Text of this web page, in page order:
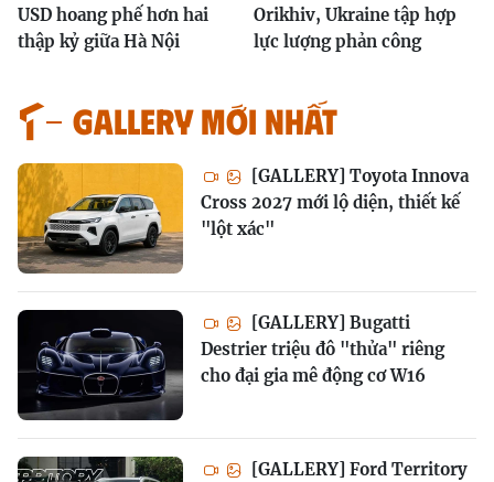
USD hoang phế hơn hai
thập kỷ giữa Hà Nội
Orikhiv, Ukraine tập hợp
lực lượng phản công
GALLERY MỚI NHẤT
[GALLERY] Toyota Innova
Cross 2027 mới lộ diện, thiết kế
"lột xác"
[GALLERY] Bugatti
Destrier triệu đô "thửa" riêng
cho đại gia mê động cơ W16
[GALLERY] Ford Territory